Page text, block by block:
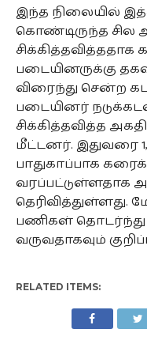
இந்த நிலையில்
கொண்டிருந்த சில
படையினருக்கு
விரைந்து சென்ற
படையினர்
சிக்கித்தவித்த
மீட்டனர். இதுவரை
பாதுகாப்பாக
வரப்பட்டுள்ளதாக
தெரிவித்துள்ளது.
பணிகள் தொடர்ந்து
வருவதாகவும்
RELATED ITEMS: